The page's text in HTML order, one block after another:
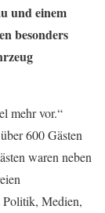
und einem
besonders
mehr vor.“
600 Gästen
waren neben
Politik, Medien,